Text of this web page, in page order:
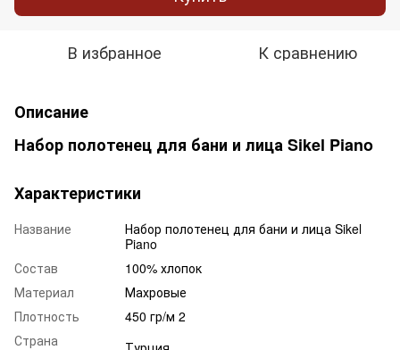
В избранное К сравнению
Описание
Набор полотенец для бани и лица Sikel Piano
Характеристики
Название
Набор полотенец для бани и лица Sikel
Piano
Состав
100% хлопок
Материал
Махровые
Плотность
450 гр/м 2
Страна